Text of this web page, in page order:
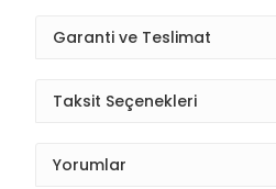
Garanti ve Teslimat
Taksit Seçenekleri
Yorumlar